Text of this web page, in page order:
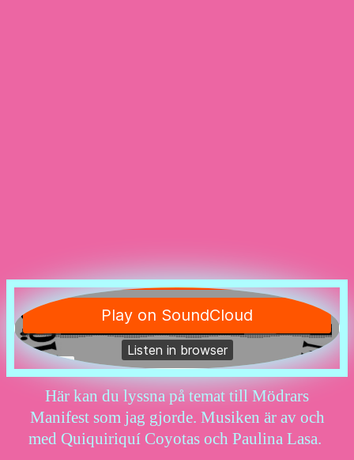
Här kan du lyssna på temat till Mödrars
Manifest som jag gjorde. Musiken är av och
med Quiquiriquí Coyotas och Paulina Lasa.